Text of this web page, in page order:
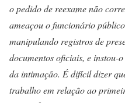
o pedido de reexame não
ameaçou o funcionário
manipulando registros de
documentos oficiais, e instou-
da intimação. É difícil dizer
trabalho em relação ao